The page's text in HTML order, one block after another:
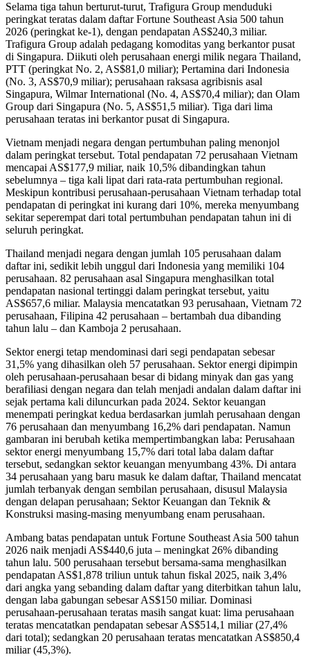
Selama tiga tahun berturut-turut, Trafigura Group menduduki
peringkat teratas dalam daftar Fortune Southeast Asia 500 tahun
2026 (peringkat ke-1), dengan pendapatan AS$240,3 miliar.
Trafigura Group adalah pedagang komoditas yang berkantor pusat
di Singapura. Diikuti oleh perusahaan energi milik negara Thailand,
PTT (peringkat No. 2, AS$81,0 miliar); Pertamina dari Indonesia
(No. 3, AS$70,9 miliar); perusahaan raksasa agribisnis asal
Singapura, Wilmar International (No. 4, AS$70,4 miliar); dan Olam
Group dari Singapura (No. 5, AS$51,5 miliar). Tiga dari lima
perusahaan teratas ini berkantor pusat di Singapura.
Vietnam menjadi negara dengan pertumbuhan paling menonjol
dalam peringkat tersebut. Total pendapatan 72 perusahaan Vietnam
mencapai AS$177,9 miliar, naik 10,5% dibandingkan tahun
sebelumnya – tiga kali lipat dari rata-rata pertumbuhan regional.
Meskipun kontribusi perusahaan-perusahaan Vietnam terhadap total
pendapatan di peringkat ini kurang dari 10%, mereka menyumbang
sekitar seperempat dari total pertumbuhan pendapatan tahun ini di
seluruh peringkat.
Thailand menjadi negara dengan jumlah 105 perusahaan dalam
daftar ini, sedikit lebih unggul dari Indonesia yang memiliki 104
perusahaan. 82 perusahaan asal Singapura menghasilkan total
pendapatan nasional tertinggi dalam peringkat tersebut, yaitu
AS$657,6 miliar. Malaysia mencatatkan 93 perusahaan, Vietnam 72
perusahaan, Filipina 42 perusahaan – bertambah dua dibanding
tahun lalu – dan Kamboja 2 perusahaan.
Sektor energi tetap mendominasi dari segi pendapatan sebesar
31,5% yang dihasilkan oleh 57 perusahaan. Sektor energi dipimpin
oleh perusahaan-perusahaan besar di bidang minyak dan gas yang
berafiliasi dengan negara dan telah menjadi andalan dalam daftar ini
sejak pertama kali diluncurkan pada 2024. Sektor keuangan
menempati peringkat kedua berdasarkan jumlah perusahaan dengan
76 perusahaan dan menyumbang 16,2% dari pendapatan. Namun
gambaran ini berubah ketika mempertimbangkan laba: Perusahaan
sektor energi menyumbang 15,7% dari total laba dalam daftar
tersebut, sedangkan sektor keuangan menyumbang 43%. Di antara
34 perusahaan yang baru masuk ke dalam daftar, Thailand mencatat
jumlah terbanyak dengan sembilan perusahaan, disusul Malaysia
dengan delapan perusahaan; Sektor Keuangan dan Teknik &
Konstruksi masing-masing menyumbang enam perusahaan.
Ambang batas pendapatan untuk Fortune Southeast Asia 500 tahun
2026 naik menjadi AS$440,6 juta – meningkat 26% dibanding
tahun lalu. 500 perusahaan tersebut bersama-sama menghasilkan
pendapatan AS$1,878 triliun untuk tahun fiskal 2025, naik 3,4%
dari angka yang sebanding dalam daftar yang diterbitkan tahun lalu,
dengan laba gabungan sebesar AS$150 miliar. Dominasi
perusahaan-perusahaan teratas masih sangat kuat: lima perusahaan
teratas mencatatkan pendapatan sebesar AS$514,1 miliar (27,4%
dari total); sedangkan 20 perusahaan teratas mencatatkan AS$850,4
miliar (45,3%).